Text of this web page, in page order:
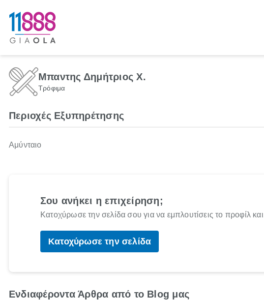
Μπαντης Δημήτριος Χ.
Τρόφιμα
Περιοχές Εξυπηρέτησης
Αμύνταιο
Σου ανήκει η επιχείρηση;
Κατοχύρωσε την σελίδα σου για να εμπλουτίσεις το προφίλ
Κατοχύρωσε την σελίδα
Ενδιαφέροντα Άρθρα από το Blog μας